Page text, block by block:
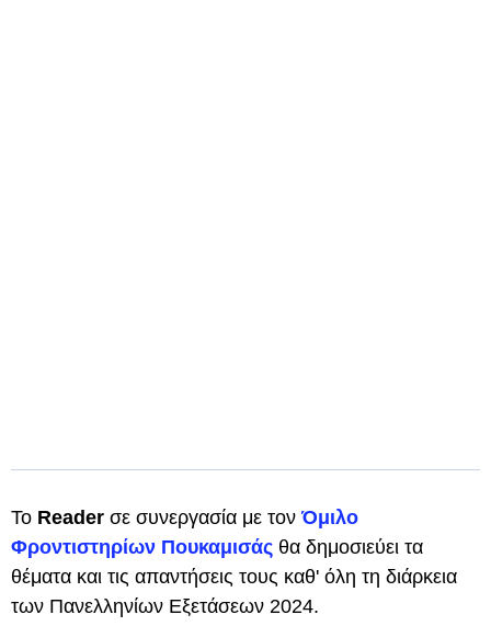
Το Reader σε συνεργασία με τονΌμιλο
Φροντιστηρίων Πουκαμισάς θα δημοσιεύει τα
θέματα και τις απαντήσεις τους καθ' όλη τη διάρκεια
των Πανελληνίων Εξετάσεων 2024.